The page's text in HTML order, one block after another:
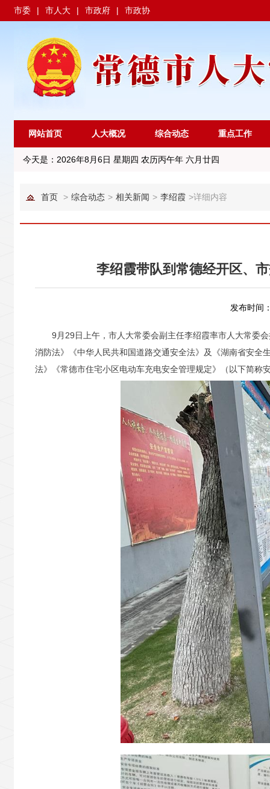
市委 | 市人大 | 市政府 | 市政协
网站首页 人大概况 综合动态 重点工作
今天是： 2026年8月6日 星期四 农历丙午年 六月廿四
首页 > 综合动态 > 相关新闻 > 李绍霞 >详细内容
李绍霞带队到常德经开区、
发布时间
9月29日上午，市人大常委会副主任李绍霞率市人大常委
消防法》《中华人民共和国道路交通安全法》及《湖南省安全
法》《常德市住宅小区电动车充电安全管理规定》（以下简称